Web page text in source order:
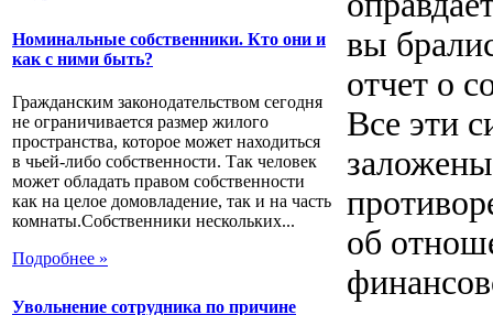
Номинальные собственники. Кто они и
как с ними быть?
Гражданским законодательством сегодня
не ограничивается размер жилого
пространства, которое может находиться
в чьей-либо собственности. Так человек
может обладать правом собственности
как на целое домовладение, так и на часть
комнаты.Собственники нескольких...
Подробнее »
Увольнение сотрудника по причине
вы
отчет о
Все эти
об